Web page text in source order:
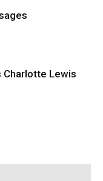
Charlotte Lewis